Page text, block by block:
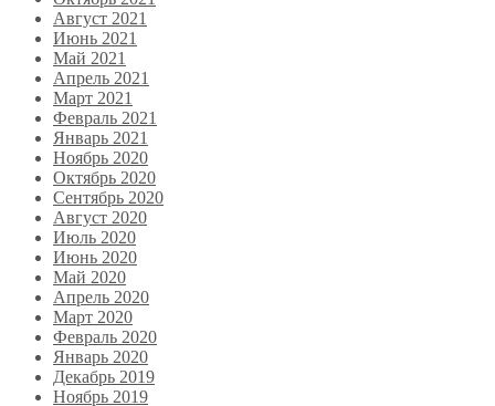
Август 2021
Июнь 2021
Май 2021
Апрель 2021
Март 2021
Февраль 2021
Январь 2021
Ноябрь 2020
Октябрь 2020
Сентябрь 2020
Август 2020
Июль 2020
Июнь 2020
Май 2020
Апрель 2020
Март 2020
Февраль 2020
Январь 2020
Декабрь 2019
Ноябрь 2019